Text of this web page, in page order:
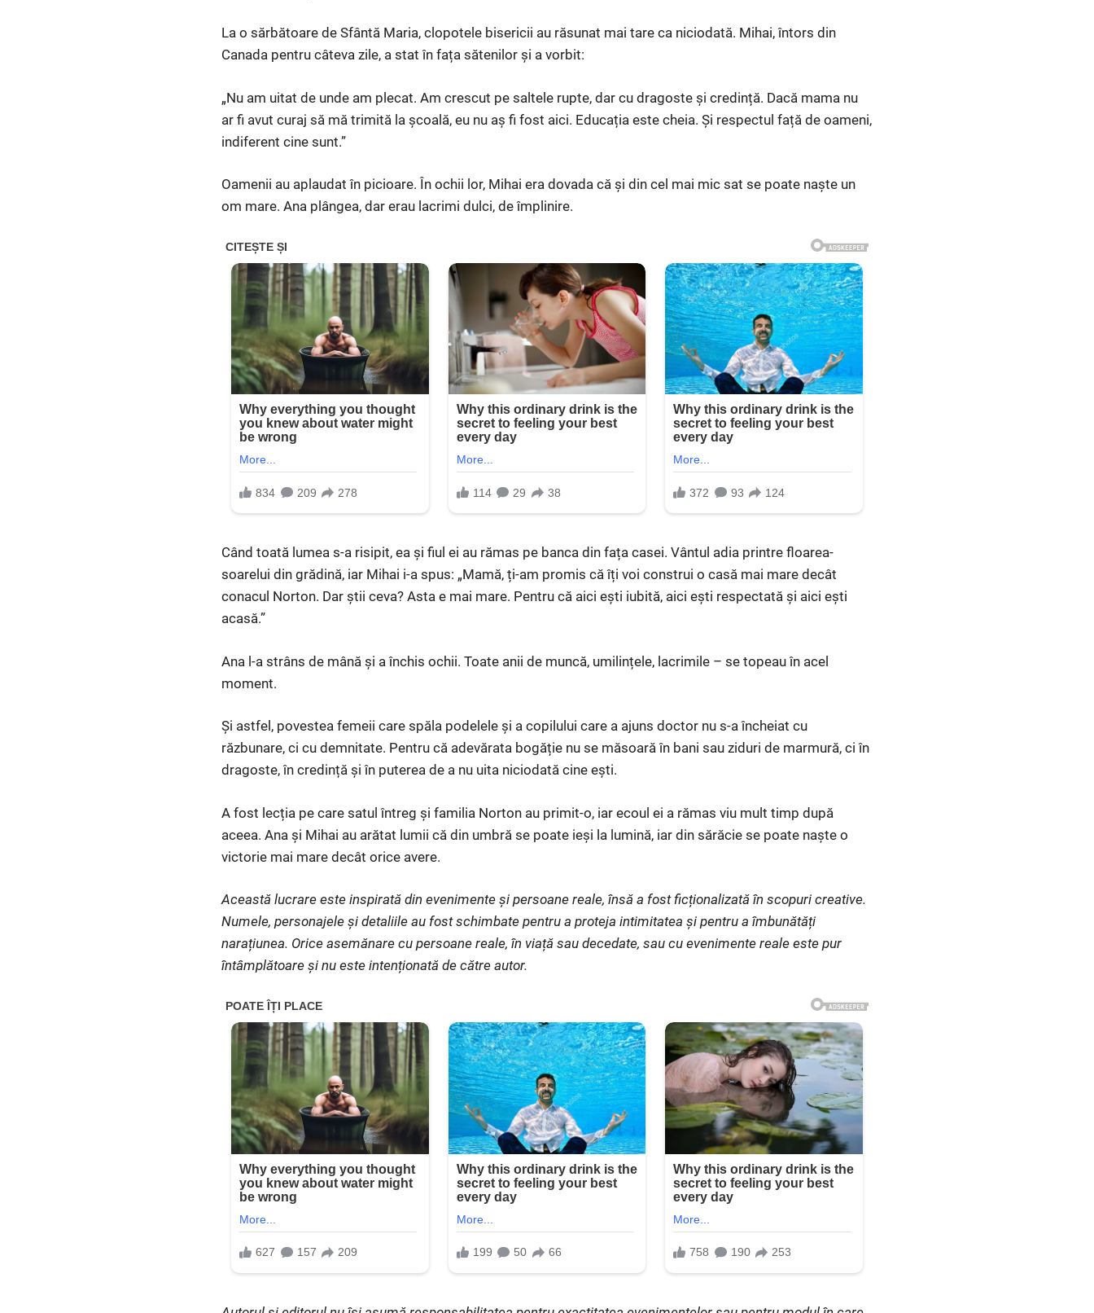
La o sărbătoare de Sfântă Maria, clopotele bisericii au răsunat mai tare ca niciodată. Mihai, întors din
Canada pentru câteva zile, a stat în fața sătenilor și a vorbit:
„Nu am uitat de unde am plecat. Am crescut pe saltele rupte, dar cu dragoste și credință. Dacă mama nu
ar fi avut curaj să mă trimită la școală, eu nu aș fi fost aici. Educația este cheia. Și respectul față de oameni,
indiferent cine sunt.”
Oamenii au aplaudat în picioare. În ochii lor, Mihai era dovada că și din cel mai mic sat se poate naște un
om mare. Ana plângea, dar erau lacrimi dulci, de împlinire.
Când toată lumea s-a risipit, ea și fiul ei au rămas pe banca din fața casei. Vântul adia printre floarea-
soarelui din grădină, iar Mihai i-a spus: „Mamă, ți-am promis că îți voi construi o casă mai mare decât
conacul Norton. Dar știi ceva? Asta e mai mare. Pentru că aici ești iubită, aici ești respectată și aici ești
acasă.”
Ana l-a strâns de mână și a închis ochii. Toate anii de muncă, umilințele, lacrimile – se topeau în acel
moment.
Și astfel, povestea femeii care spăla podelele și a copilului care a ajuns doctor nu s-a încheiat cu
răzbunare, ci cu demnitate. Pentru că adevărata bogăție nu se măsoară în bani sau ziduri de marmură, ci în
dragoste, în credință și în puterea de a nu uita niciodată cine ești.
A fost lecția pe care satul întreg și familia Norton au primit-o, iar ecoul ei a rămas viu mult timp după
aceea. Ana și Mihai au arătat lumii că din umbră se poate ieși la lumină, iar din sărăcie se poate naște o
victorie mai mare decât orice avere.
Această lucrare este inspirată din evenimente și persoane reale, însă a fost ficționalizată în scopuri creative.
Numele, personajele și detaliile au fost schimbate pentru a proteja intimitatea și pentru a îmbunătăți
narațiunea. Orice asemănare cu persoane reale, în viață sau decedate, sau cu evenimente reale este pur
întâmplătoare și nu este intenționată de către autor.